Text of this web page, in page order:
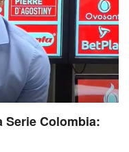
Serie Colombia: